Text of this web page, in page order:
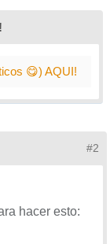
😋) AQUI!
#2
hacer esto: